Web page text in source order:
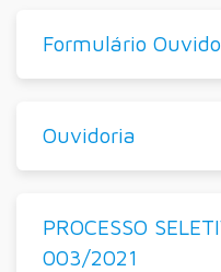
Formulário
Ouvidoria
PROCESSO
003/2021